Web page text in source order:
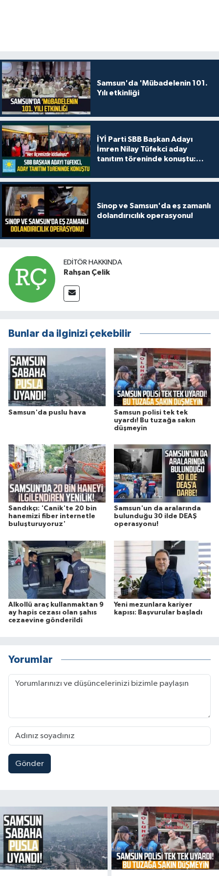
Samsun'da 'Mübadelenin 101.
Yılı etkinliği
İYİ Parti SBB Başkan Adayı
İmren Nilay Tüfekci aday
tanıtım töreninde konuştu:
Sinop ve Samsun'da eş zamanlı
dolandırıcılık operasyonu!
EDITÖR HAKKINDA
Rahşan Çelik
Bunlar da ilginizi çekebilir
Samsun'da puslu hava
Samsun polisi tek tek
uyardı! Bu tuzağa sakın
düşmeyin
Sandıkçı: 'Canik'te 20 bin
hanemizi fiber internetle
buluşturuyoruz'
Samsun'un da aralarında
bulunduğu 30 ilde DEAŞ
operasyonu!
Alkollü araç kullanmaktan 9
ay hapis cezası olan şahıs
cezaevine gönderildi
Yeni mezunlara kariyer
kapısı: Başvurular başladı
Yorumlar
Gönder